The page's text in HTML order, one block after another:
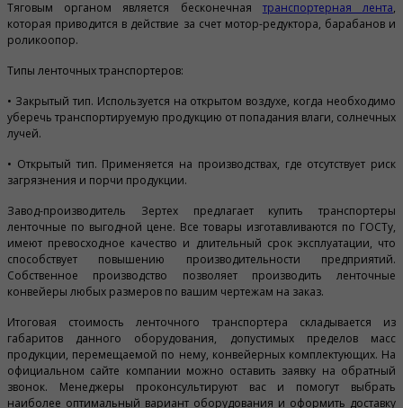
Тяговым органом является бесконечная транспортерная лента,
которая приводится в действие за счет мотор-редуктора, барабанов и
роликоопор.
Типы ленточных транспортеров:
• Закрытый тип. Используется на открытом воздухе, когда необходимо
уберечь транспортируемую продукцию от попадания влаги, солнечных
лучей.
• Открытый тип. Применяется на производствах, где отсутствует риск
загрязнения и порчи продукции.
Завод-производитель Зертех предлагает купить транспортеры
ленточные по выгодной цене. Все товары изготавливаются по ГОСТу,
имеют превосходное качество и длительный срок эксплуатации, что
способствует повышению производительности предприятий.
Собственное производство позволяет производить ленточные
конвейеры любых размеров по вашим чертежам на заказ.
Итоговая стоимость ленточного транспортера складывается из
габаритов данного оборудования, допустимых пределов масс
продукции, перемещаемой по нему, конвейерных комплектующих. На
официальном сайте компании можно оставить заявку на обратный
звонок. Менеджеры проконсультируют вас и помогут выбрать
наиболее оптимальный вариант оборудования и оформить доставку